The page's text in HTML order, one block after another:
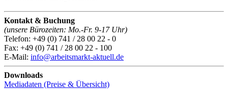
Kontakt & Buchung
(unsere Bürozeiten: Mo.-Fr. 9-17 Uhr)
Telefon: +49 (0) 741 / 28 00 22 - 0
Fax: +49 (0) 741 / 28 00 22 - 100
E-Mail: info@arbeitsmarkt-aktuell.de
Downloads
Mediadaten (Preise & Übersicht)